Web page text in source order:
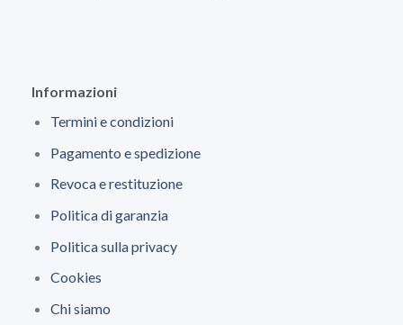
Informazioni
Termini e condizioni
Pagamento e spedizione
Revoca e restituzione
Politica di garanzia
Politica sulla privacy
Cookies
Chi siamo